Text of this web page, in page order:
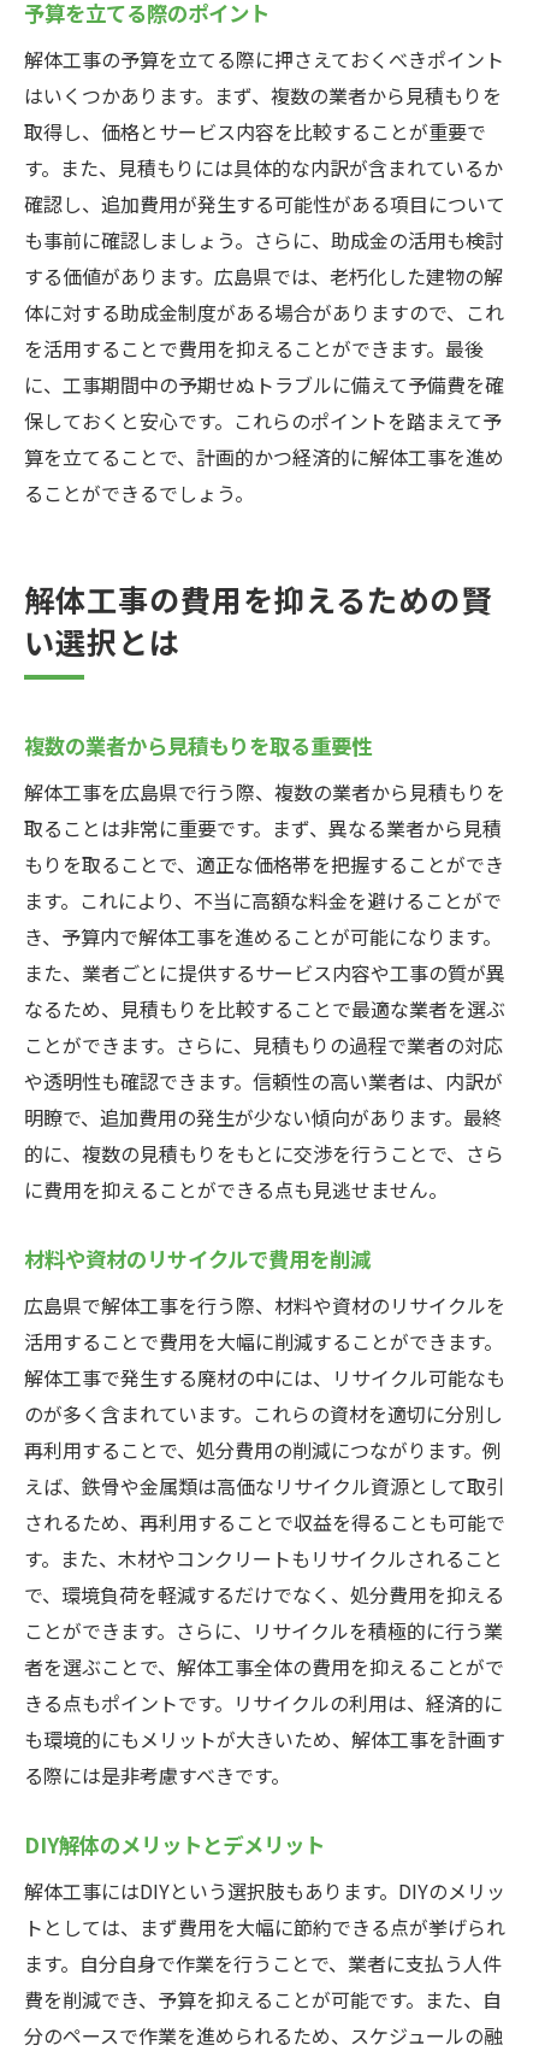
予算を立てる際のポイント
解体工事の予算を立てる際に押さえておくべきポイント
はいくつかあります。まず、複数の業者から見積もりを
取得し、価格とサービス内容を比較することが重要で
す。また、見積もりには具体的な内訳が含まれているか
確認し、追加費用が発生する可能性がある項目について
も事前に確認しましょう。さらに、助成金の活用も検討
する価値があります。広島県では、老朽化した建物の解
体に対する助成金制度がある場合がありますので、これ
を活用することで費用を抑えることができます。最後
に、工事期間中の予期せぬトラブルに備えて予備費を確
保しておくと安心です。これらのポイントを踏まえて予
算を立てることで、計画的かつ経済的に解体工事を進め
ることができるでしょう。
解体工事の費用を抑えるための賢
い選択とは
複数の業者から見積もりを取る重要性
解体工事を広島県で行う際、複数の業者から見積もりを
取ることは非常に重要です。まず、異なる業者から見積
もりを取ることで、適正な価格帯を把握することができ
ます。これにより、不当に高額な料金を避けることがで
き、予算内で解体工事を進めることが可能になります。
また、業者ごとに提供するサービス内容や工事の質が異
なるため、見積もりを比較することで最適な業者を選ぶ
ことができます。さらに、見積もりの過程で業者の対応
や透明性も確認できます。信頼性の高い業者は、内訳が
明瞭で、追加費用の発生が少ない傾向があります。最終
的に、複数の見積もりをもとに交渉を行うことで、さら
に費用を抑えることができる点も見逃せません。
材料や資材のリサイクルで費用を削減
広島県で解体工事を行う際、材料や資材のリサイクルを
活用することで費用を大幅に削減することができます。
解体工事で発生する廃材の中には、リサイクル可能なも
のが多く含まれています。これらの資材を適切に分別し
再利用することで、処分費用の削減につながります。例
えば、鉄骨や金属類は高価なリサイクル資源として取引
されるため、再利用することで収益を得ることも可能で
す。また、木材やコンクリートもリサイクルされること
で、環境負荷を軽減するだけでなく、処分費用を抑える
ことができます。さらに、リサイクルを積極的に行う業
者を選ぶことで、解体工事全体の費用を抑えることがで
きる点もポイントです。リサイクルの利用は、経済的に
も環境的にもメリットが大きいため、解体工事を計画す
る際には是非考慮すべきです。
DIY解体のメリットとデメリット
解体工事にはDIYという選択肢もあります。DIYのメリッ
トとしては、まず費用を大幅に節約できる点が挙げられ
ます。自分自身で作業を行うことで、業者に支払う人件
費を削減でき、予算を抑えることが可能です。また、自
分のペースで作業を進められるため、スケジュールの融